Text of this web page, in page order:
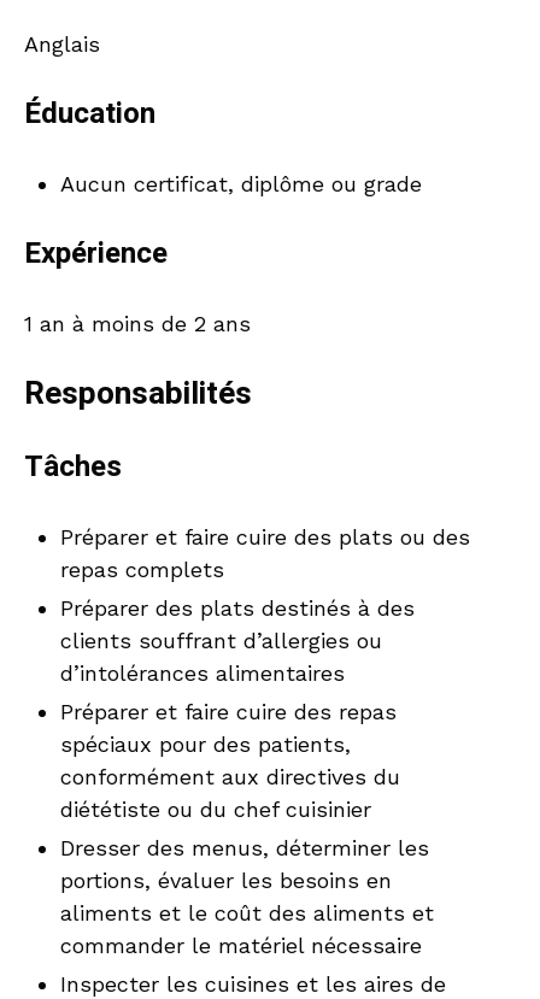
Anglais
Éducation
Aucun certificat, diplôme ou grade
Expérience
1 an à moins de 2 ans
Responsabilités
Tâches
Préparer et faire cuire des plats ou des
repas complets
Préparer des plats destinés à des
clients souffrant d’allergies ou
d’intolérances alimentaires
Préparer et faire cuire des repas
spéciaux pour des patients,
conformément aux directives du
diététiste ou du chef cuisinier
Dresser des menus, déterminer les
portions, évaluer les besoins en
aliments et le coût des aliments et
commander le matériel nécessaire
Inspecter les cuisines et les aires de